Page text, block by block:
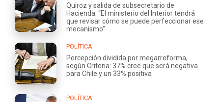
Quiroz y salida de subsecretario de
Hacienda: “El ministerio del Interior tendrá
que revisar cómo se puede perfeccionar ese
mecanismo”
POLÍTICA
Percepción dividida por megarreforma,
según Criteria: 37% cree que será negativa
para Chile y un 33% positiva
POLÍTICA